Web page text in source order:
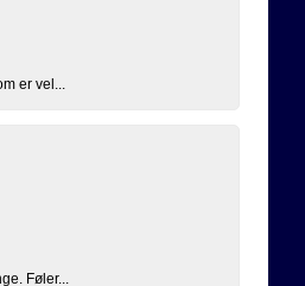
er vel...
Føler...